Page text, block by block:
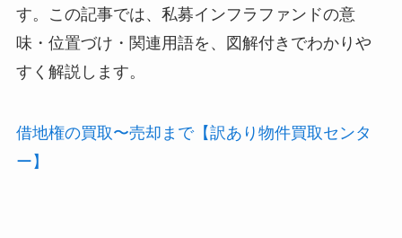
す。この記事では、私募インフラファンドの意
味・位置づけ・関連用語を、図解付きでわかりや
すく解説します。
借地権の買取〜売却まで【訳あり物件買取センタ
ー】